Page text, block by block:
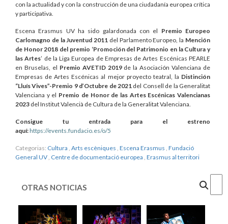
con la actualidad y con la construcción de una ciudadanía europea crítica
y participativa.
Escena Erasmus UV ha sido galardonada con el Premio Europeo
Carlomagno de la Juventud 2011 del Parlamento Europeo, la Mención
de Honor 2018 del premio ‘Promoción del Patrimonio en la Cultura y
las Artes’ de la Liga Europea de Empresas de Artes Escénicas PEARLE
en Bruselas, el Premio AVETID 2019de la Asociación Valenciana de
Empresas de Artes Escénicas al mejor proyecto teatral, la Distinción
“Lluís Vives”-Premio 9 d’Octubre de 2021 del Consell de la Generalitat
Valenciana y el Premio de Honor de las Artes Escénicas Valencianas
2023 del Institut Valencià de Cultura de la Generalitat Valenciana.
Consigue tu entrada para el estreno
aquí:https://events.fundacio.es/o/5
Categorias: Cultura , Arts escèniques , Escena Erasmus , Fundació
General UV, Centre de documentació europea , Erasmus al territori
OTRAS NOTICIAS